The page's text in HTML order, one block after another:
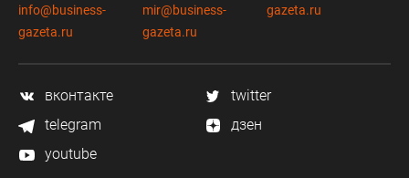
info@business-
gazeta.ru
mir@business-
gazeta.ru
gazeta.ru
вконтакте
twitter
telegram
дзен
youtube